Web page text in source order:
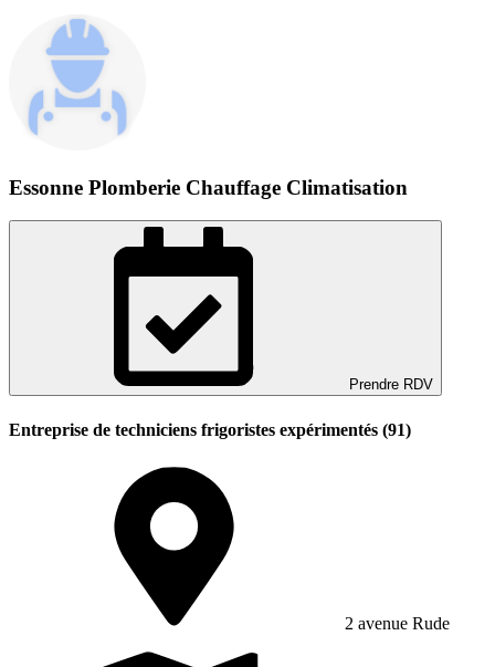
Essonne Plomberie Chauffage Climatisation
Prendre RDV
Entreprise de techniciens frigoristes expérimentés (91)
2 avenue Rude